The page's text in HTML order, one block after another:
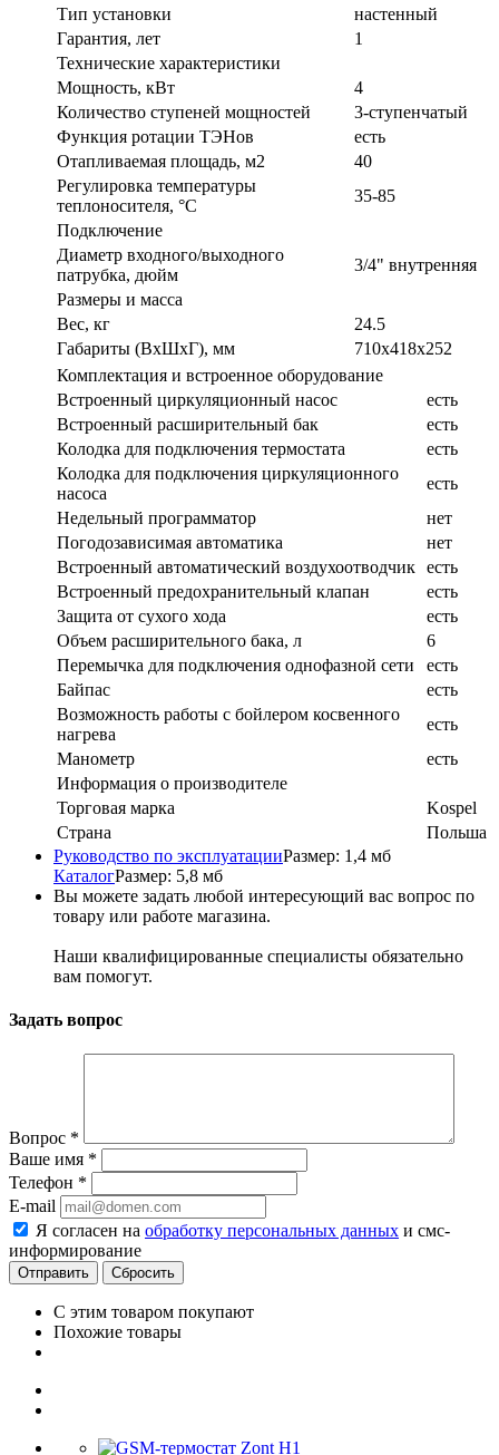
Тип установки
настенный
Гарантия, лет
1
Технические характеристики
Мощность, кВт
4
Количество ступеней мощностей
3-ступенчатый
Функция ротации ТЭНов
есть
Отапливаемая площадь, м2
40
Регулировка температуры
теплоносителя, °С
35-85
Подключение
Диаметр входного/выходного
патрубка, дюйм
3/4" внутренняя
Размеры и масса
Вес, кг
24.5
Габариты (ВxШxГ), мм
710x418x252
Комплектация и встроенное оборудование
Встроенный циркуляционный насос
есть
Встроенный расширительный бак
есть
Колодка для подключения термостата
есть
Колодка для подключения циркуляционного
насоса
есть
Недельный программатор
нет
Погодозависимая автоматика
нет
Встроенный автоматический воздухоотводчик есть
Встроенный предохранительный клапан
есть
Защита от сухого хода
есть
Объем расширительного бака, л
6
Перемычка для подключения однофазной сети
есть
Байпас
есть
Возможность работы с бойлером косвенного
нагрева
есть
Манометр
есть
Информация о производителе
Торговая марка
Kospel
Страна
Польша
Руководство по эксплуатацииРазмер: 1,4 мб
КаталогРазмер: 5,8 мб
Вы можете задать любой интересующий вас вопрос по
товару или работе магазина.
Наши квалифицированные специалисты обязательно
вам помогут.
Задать вопрос
Вопрос *
Ваше имя *
Телефон *
E-mail
Я согласен на обработку персональных данных и смс-
информирование
Сбросить
С этим товаром покупают
Похожие товары